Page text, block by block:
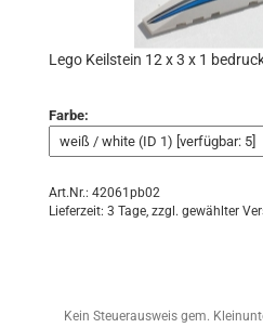
Lego Keilstein 12 x 3 x 1
Farbe:
Art.Nr.: 42061pb02
Lieferzeit: 3 Tage, zzgl. gewählter
Kein Steuerausweis gem.